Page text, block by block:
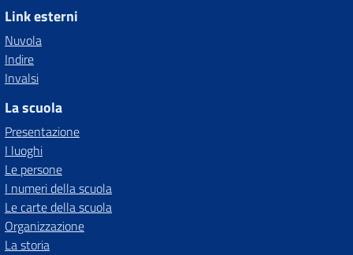
Link esterni
Nuvola
Indire
Invalsi
La scuola
Presentazione
I luoghi
Le persone
I numeri della scuola
Le carte della scuola
Organizzazione
La storia